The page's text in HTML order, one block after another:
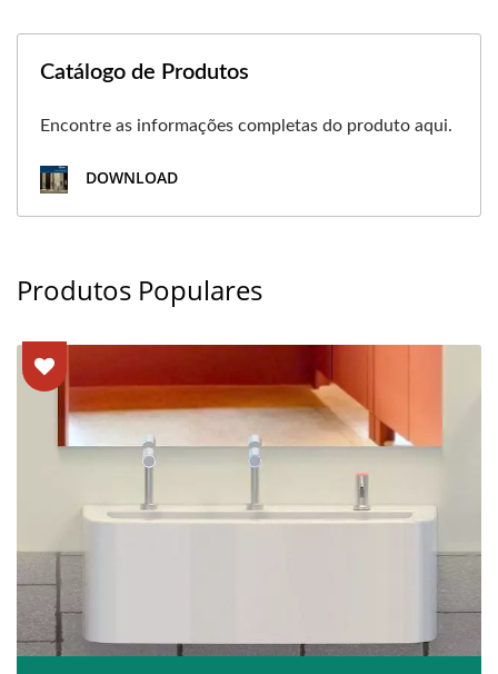
Catálogo de Produtos
Encontre as informações completas do produto aqui.
DOWNLOAD
Produtos Populares